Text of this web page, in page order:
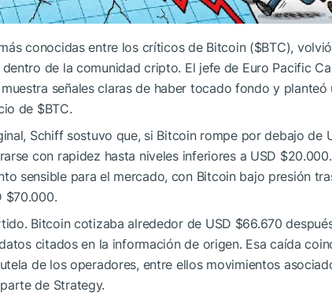
conocidas entre los críticos de Bitcoin ($BTC),
de la comunidad cripto. El jefe de Euro Pacific
señales claras de haber tocado fondo y planteó
de $BTC.
Schiff sostuvo que, si Bitcoin rompe por debajo de
con rapidez hasta niveles inferiores a USD
sensible para el mercado, con Bitcoin bajo presión
$70.000.
Bitcoin cotizaba alrededor de USD $66.670
citados en la información de origen. Esa caída
de los operadores, entre ellos movimientos
de Strategy.